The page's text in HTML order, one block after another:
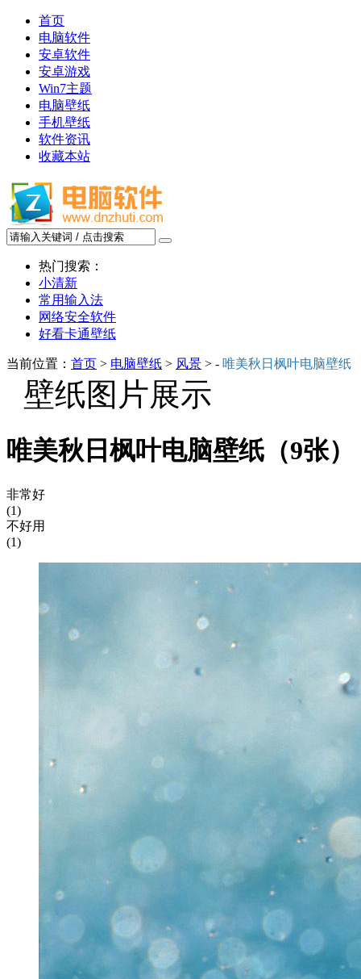
首页
电脑软件
安卓软件
安卓游戏
Win7主题
电脑壁纸
手机壁纸
软件资讯
收藏本站
热门搜索：
小清新
常用输入法
网络安全软件
好看卡通壁纸
当前位置： 首页 > 电脑壁纸 > 风景 > - 唯美秋日枫叶电脑壁纸
壁纸图片展示
唯美秋日枫叶电脑壁纸（9张）
非常好
(1)
不好用
(1)